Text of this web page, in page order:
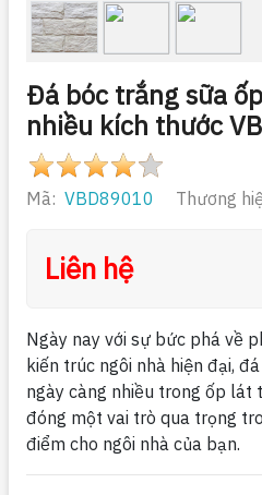
Đá bóc trắng sữa
nhiều kích thước
Mã: VBD89010 Thương
Liên hệ
Ngày nay với sự bức phá về
kiến trúc ngôi nhà hiện đại,
ngày càng nhiều trong ốp lát
đóng một vai trò qua trọng
điểm cho ngôi nhà của bạn.